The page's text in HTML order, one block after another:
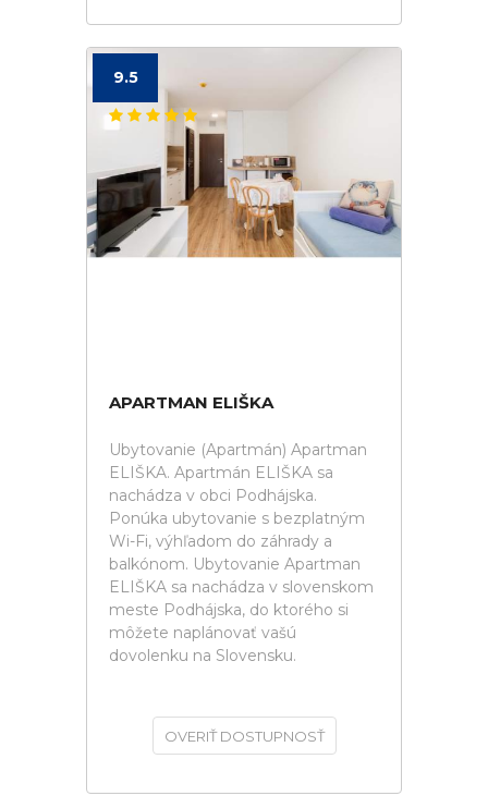
9.5
APARTMAN ELIŠKA
Ubytovanie (Apartmán) Apartman
ELIŠKA. Apartmán ELIŠKA sa
nachádza v obci Podhájska.
Ponúka ubytovanie s bezplatným
Wi-Fi, výhľadom do záhrady a
balkónom. Ubytovanie Apartman
ELIŠKA sa nachádza v slovenskom
meste Podhájska, do ktorého si
môžete naplánovať vašú
dovolenku na Slovensku.
OVERIŤ DOSTUPNOSŤ